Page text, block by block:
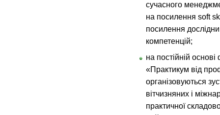
сучасного
на посилення soft
посилення
компетенцій;
на постійній
«Практикум від
організовуються
вітчизняних і
практичної